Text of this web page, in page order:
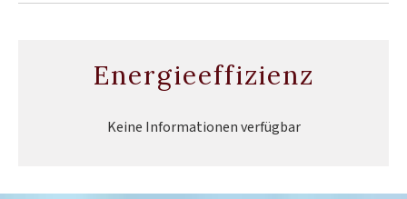
Energieeffizienz
Keine Informationen verfügbar